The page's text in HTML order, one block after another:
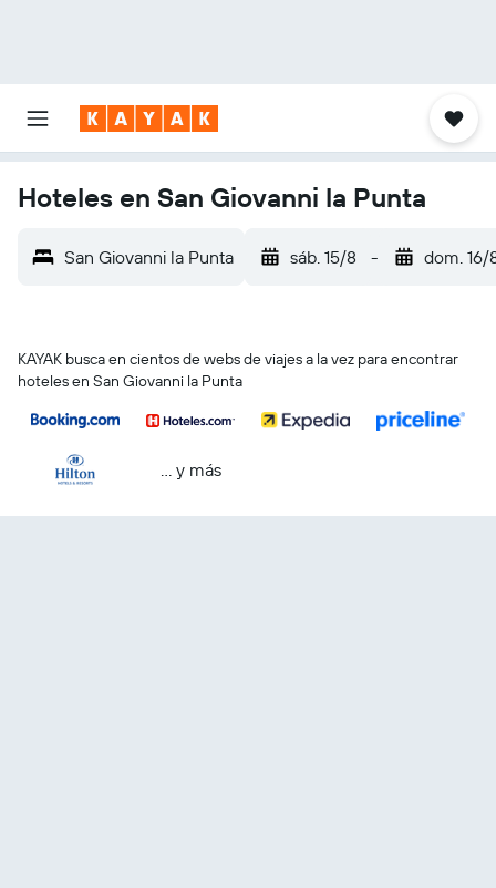
Hoteles en San Giovanni la Punta
San Giovanni la Punta sáb. 15/8 - dom. 16/
KAYAK busca en cientos de webs de viajes a la vez para encontrar
hoteles en San Giovanni la Punta
… y más